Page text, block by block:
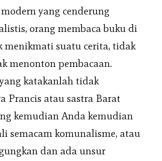
yang cenderung
orang membaca buku di
menikmati suatu cerita, tidak
menonton pembacaan.
katakanlah tidak
Prancis atau sastra Barat
kemudian Anda kemudian
semacam komunalisme, atau
dan ada unsur